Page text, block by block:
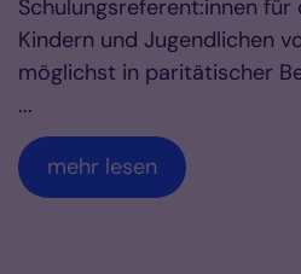
Schulungsreferent:innen für
Kindern und Jugendlichen
möglichst in paritätischer
...
mehr lesen